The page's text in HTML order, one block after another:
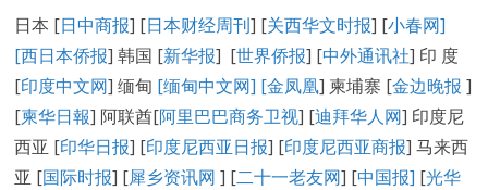
日本 [日中商报] [日本财经周刊] [关西华文时报] [小春网]
[西日本侨报] 韩国 [新华报] [世界侨报] [中外通讯社] 印 度
[印度中文网] 缅甸 [缅甸中文网] [金凤凰] 柬埔寨 [金边晚报 ]
[柬华日報] 阿联酋[阿里巴巴商务卫视] [迪拜华人网] 印度尼
西亚 [印华日报] [印度尼西亚日报] [印度尼西亚商报] 马来西
亚 [国际时报] [犀乡资讯网 ] [二十一老友网] [中国报] [光华